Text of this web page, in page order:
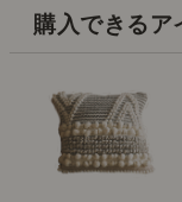
購入できるア